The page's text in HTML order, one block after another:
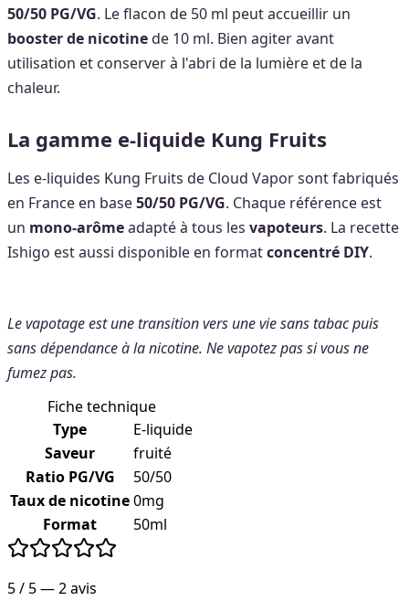
50/50 PG/VG. Le flacon de 50 ml peut accueillir un
booster de nicotinede 10 ml. Bien agiter avant
utilisation et conserver à l'abri de la lumière et de la
chaleur.
La gamme e-liquide Kung Fruits
Les e-liquides Kung Fruits de Cloud Vapor sont fabriqués
en France en base50/50 PG/VG. Chaque référence est
un mono-arômeadapté à tous les vapoteurs. La recette
Ishigo est aussi disponible en formatconcentré DIY.
Le vapotage est une transition vers une vie sans tabac puis
sans dépendance à la nicotine. Ne vapotez pas si vous ne
fumez pas.
Fiche technique
Type
E-liquide
Saveur
fruité
Ratio PG/VG
50/50
Taux de nicotine0mg
Format
50ml
5/ 5 —2avis